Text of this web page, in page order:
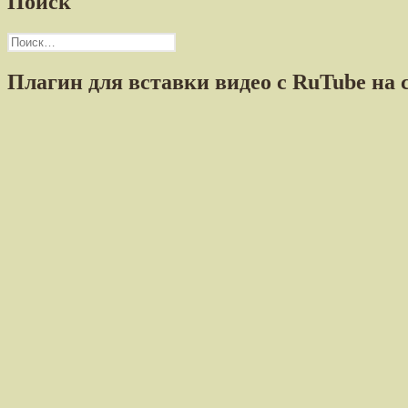
Найти:
Плагин для вставки видео с RuTube на